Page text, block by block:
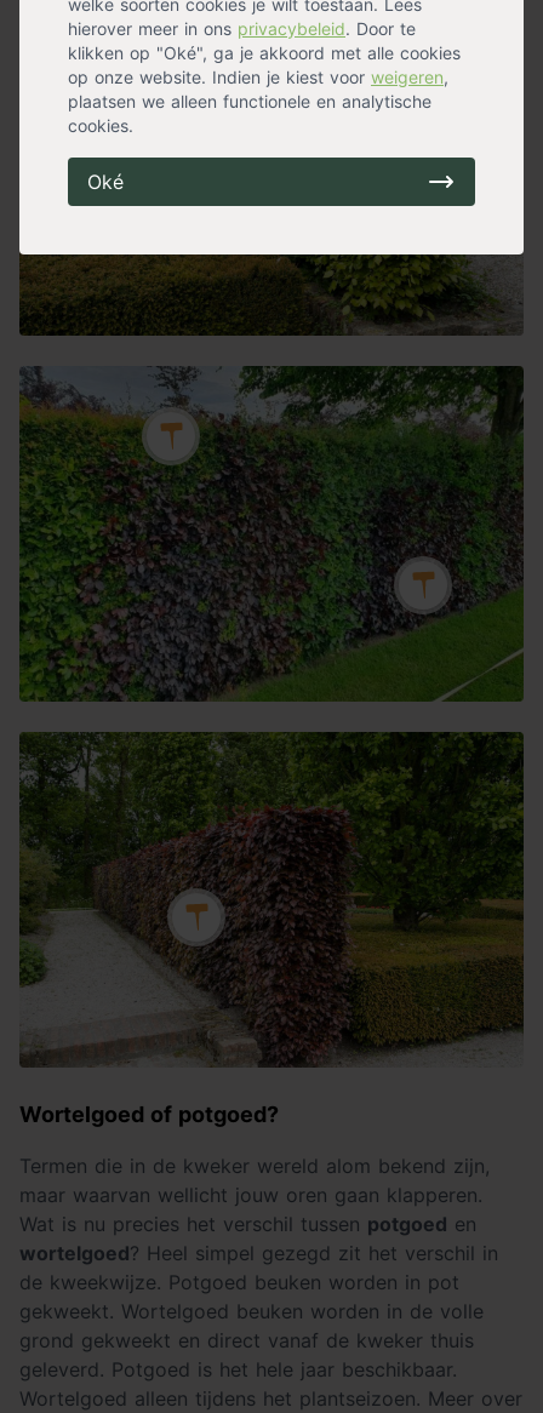
welke soorten cookies je wilt toestaan. Lees
hierover meer in ons privacybeleid. Door te
klikken op "Oké", ga je akkoord met alle cookies
op onze website. Indien je kiest voor weigeren,
plaatsen we alleen functionele en analytische
cookies.
Oké
Wortelgoed of potgoed?
Termen die in de kweker wereld alom bekend zijn,
maar waarvan wellicht jouw oren gaan klapperen.
Wat is nu precies het verschil tussen potgoed en
wortelgoed? Heel simpel gezegd zit het verschil in
de kweekwijze. Potgoed beuken worden in pot
gekweekt. Wortelgoed beuken worden in de volle
grond gekweekt en direct vanaf de kweker thuis
geleverd. Potgoed is het hele jaar beschikbaar.
Wortelgoed alleen tijdens het plantseizoen. Meer over